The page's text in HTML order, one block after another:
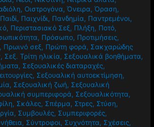
, Οιστρογόνα,Όνειρα,Όραση,
Παιδί, Παιχνίδι, Πανδημία, Παντρεμένοι,
, Περιστασιακό Σεξ, Πλήξη, Ποτό,
, Πρόσωπο, Προτιμήσεις,
, Πρωινό σεξ, Πρώτη φορά, Σακχαρώδης
, Σεξ. Τρίτη ηλικία, Σεξουαλικά βοηθήματα,
, Σεξουαλικές διαταραχές,
, Σεξουαλική αυτοεκτίμηση,
, Σεξουαλική ζωή, Σεξουαλική
συμπεριφορά, Σεξουαλικότητα,
, Σκάλες, Σπέρμα, Στρες, Στύση,
, Συμβουλές, Συμπεριφορές,
, Σύντροφοι, Συχνότητα, Σχέσεις,